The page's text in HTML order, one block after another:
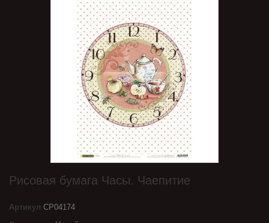
Рисовая бумага Часы. Чаепитие
Артикул CP04174